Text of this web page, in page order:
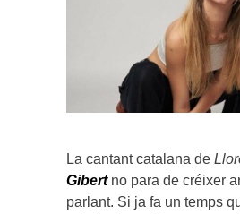
La cantant catalana de
Gibertno para de créixer
parlant. Si ja fa un temps